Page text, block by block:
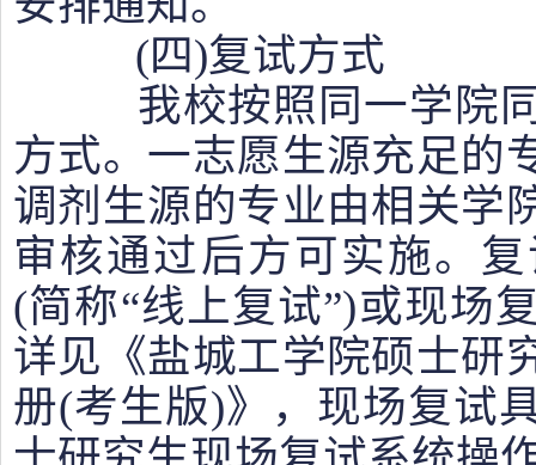
(四)复试方式
我校按照同一学院同
方式。一志愿生源充足的
调剂生源的专业由相关学
审核通过后方可实施。
(简称“线上复试”)或现场
详见《盐城工学院硕士研
册(考生版)》，现场复试